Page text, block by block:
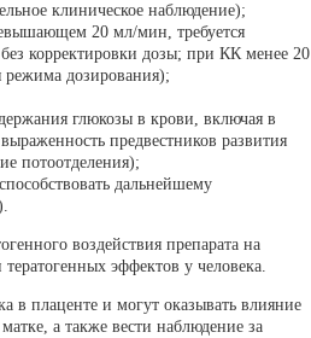
клиническое наблюдение);
20 мл/мин, требуется
корректировки дозы; при КК менее 20
дозирования);
глюкозы в крови, включая в
предвестников развития
потоотделения);
дальнейшему
воздействия препарата на
эффектов у человека.
в плаценте и могут оказывать влияние
а также вести наблюдение за